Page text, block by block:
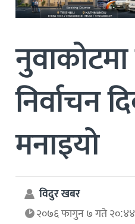
निर्वाचन
मनाइयो
विदुर खबर
२०७६ फागुन ७ गते २०:४४